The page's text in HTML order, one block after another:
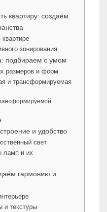
квартиру: создаём
зонирования
подбираем с умом
размеров и форм
и трансформируемая
и удобство
свет
ламп и их
гармонию и
и текстуры